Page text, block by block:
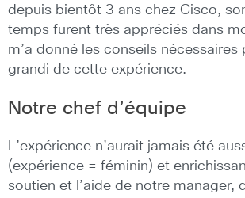
depuis bientôt 3 ans chez Cisco,
temps furent très appréciés dans
m’a donné les conseils nécessaires
grandi de cette expérience.
Notre chef d’équipe
L’expérience n’aurait jamais été
(expérience = féminin) et
soutien et l’aide de notre manager,